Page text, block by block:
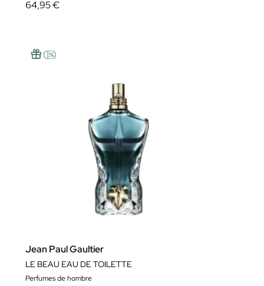
64,95 €
Jean Paul Gaultier
LE BEAU EAU DE TOILETTE
Perfumes de hombre